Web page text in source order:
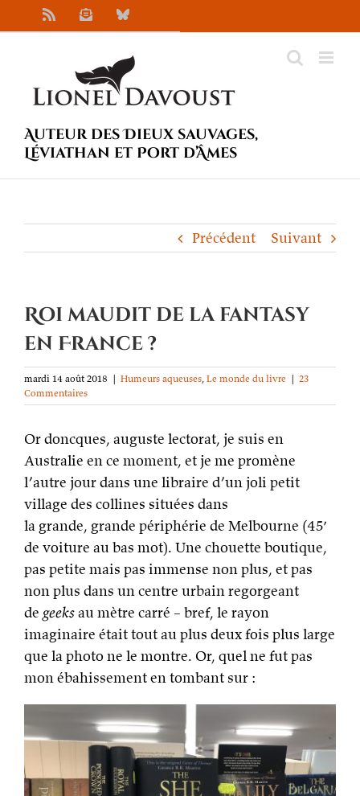
au
NewsletterBluesky
Auteur des Dieux sauvages,
Léviathan et Port d’Âmes
Précédent Suivant
Roi maudit de la fantasy
en France ?
mardi 14 août 2018 | Humeurs aqueuses, Le monde du livre | 23
Commentaires
Or doncques, auguste lectorat, je suis en
Australie en ce moment, et je me promène
l’autre jour dans une libraire d’un joli petit
village des collines situées dans
la grande, grande périphérie de Melbourne (45′
de voiture au bas mot). Une chouette boutique,
pas petite mais pas immense non plus, et pas
non plus dans un centre urbain regorgeant
de geeksau mètre carré – bref, le rayon
imaginaire était tout au plus deux fois plus large
que la photo ne le montre. Or, quel ne fut pas
mon ébahissement en tombant sur :